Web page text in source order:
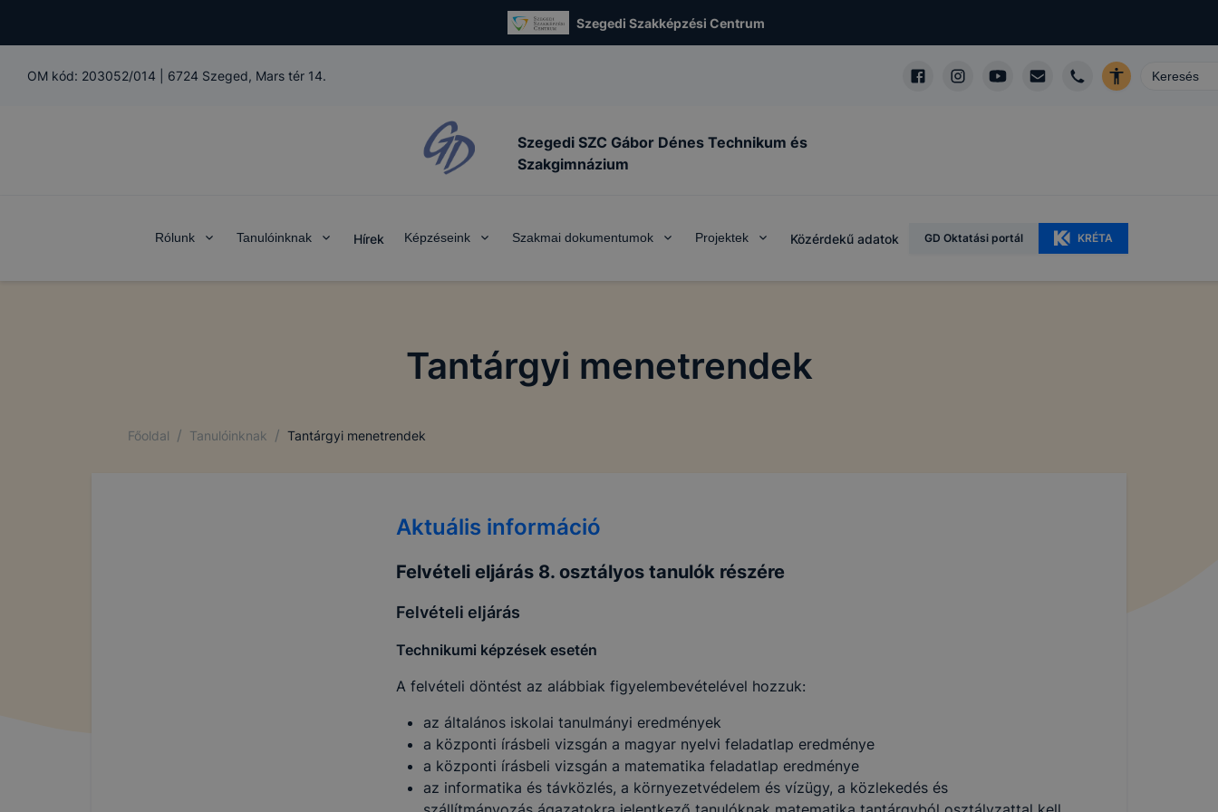
Szegedi Szakképzési Centrum
OM kód: 203052/014 6724 Szeged, Mars tér 14.
Szegedi SZC Gábor Dénes Technikum és
Szakgimnázium
Rólunk Tanulóinknak Hírek Képzéseink Szakmai dokumentumok Projektek Közérdekű adatok GD Oktatási portál KRÉTA
Tantárgyi menetrendek
Főoldal / Tanulóinknak / Tantárgyi menetrendek
Aktuális információ
Felvételi eljárás 8. osztályos tanulók részére
Felvételi eljárás
Technikumi képzések esetén
A felvételi döntést az alábbiak figyelembevételével hozzuk:
az általános iskolai tanulmányi eredmények
a központi írásbeli vizsgán a magyar nyelvi feladatlap eredménye
a központi írásbeli vizsgán a matematika feladatlap eredménye
az informatika és távközlés, a környezetvédelem és vízügy, a közlekedés és